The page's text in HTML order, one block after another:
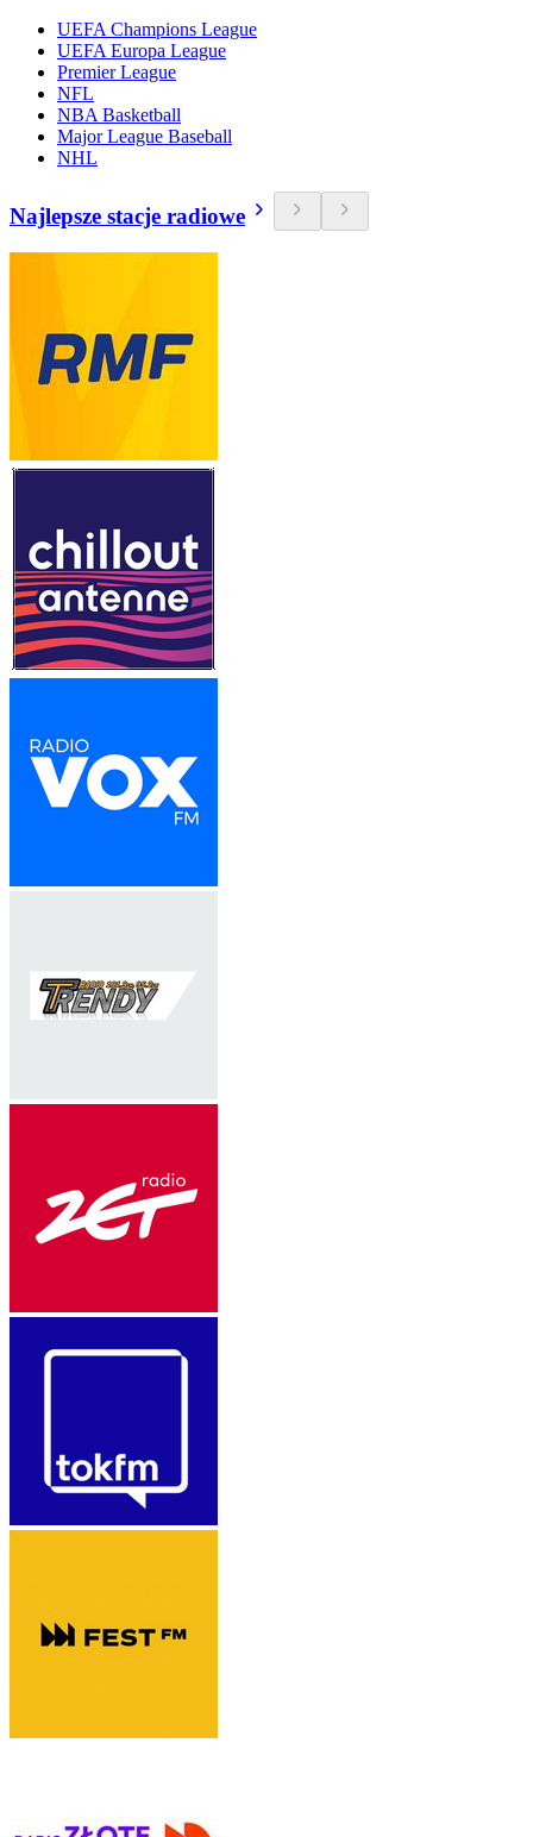
UEFA Champions League
UEFA Europa League
Premier League
NFL
NBA Basketball
Major League Baseball
NHL
Najlepsze stacje radiowe